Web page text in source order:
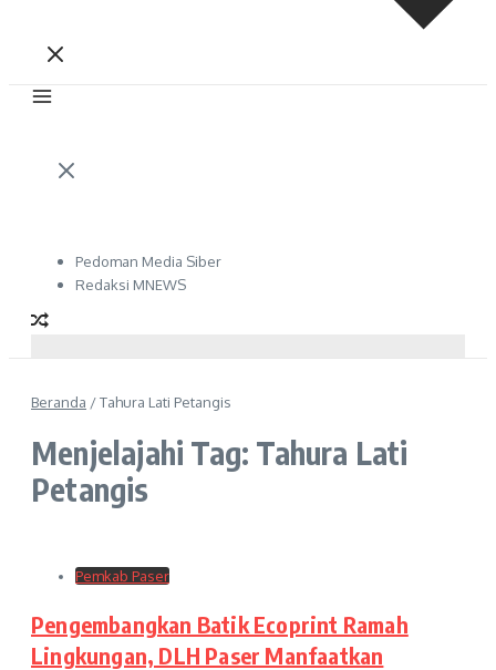
Pedoman Media Siber
Redaksi MNEWS
Beranda /Tahura Lati Petangis
Menjelajahi Tag: Tahura Lati
Petangis
Pemkab Paser
Pengembangkan Batik Ecoprint Ramah
Lingkungan, DLH Paser Manfaatkan